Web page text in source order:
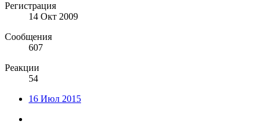
Регистрация
14 Окт 2009
Сообщения
607
Реакции
54
16 Июл 2015